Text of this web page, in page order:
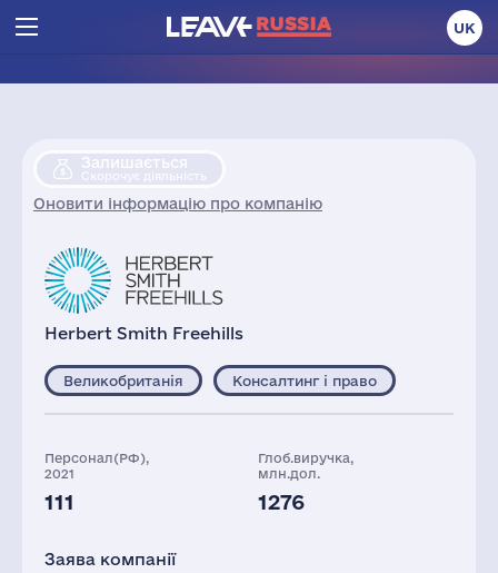
UK
Залишається
Скорочує діяльність
Оновити інформацію про компанію
Herbert Smith Freehills
Великобританія Консалтинг і право
Персонал(РФ),
2021
111
Глоб.виручка,
млн.дол.
1276
Заява компанії